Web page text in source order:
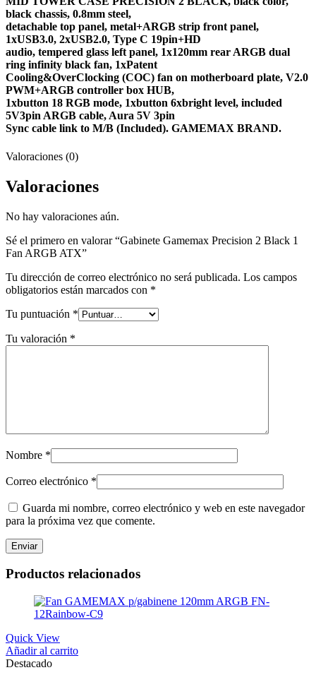
black chassis, 0.8mm steel,
detachable top panel, metal+ARGB strip front panel,
1xUSB3.0, 2xUSB2.0, Type C 19pin+HD
audio, tempered glass left panel, 1x120mm rear ARGB dual
ring infinity black fan, 1xPatent
Cooling&OverClocking (COC) fan on motherboard plate, V2.0
PWM+ARGB controller box HUB,
1xbutton 18 RGB mode, 1xbutton 6xbright level, included
5V3pin ARGB cable, Aura 5V 3pin
Sync cable link to M/B (Included). GAMEMAX BRAND.
Valoraciones (0)
Valoraciones
No hay valoraciones aún.
Sé el primero en valorar “Gabinete Gamemax Precision 2 Black 1
Fan ARGB ATX”
Tu dirección de correo electrónico no será publicada. Los campos
obligatorios están marcados con *
Tu puntuación *
Tu valoración *
Nombre *
Correo electrónico *
Guarda mi nombre, correo electrónico y web en este navegador
para la próxima vez que comente.
Productos relacionados
Quick View
Añadir al carrito
Destacado